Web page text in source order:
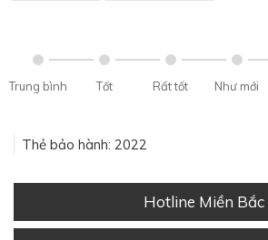
Trung bình Tốt Rất tốt Như mới
Thẻ bảo hành: 2022
Hotline Miền Bắc